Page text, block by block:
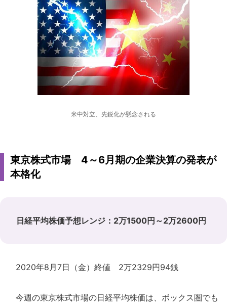
米中対立、先鋭化が懸念される
東京株式市場 4～6月期の企業決算の発表が
本格化
日経平均株価予想レンジ：2万1500円～2万2600円
2020年8月7日（金）終値 2万2329円94銭
今週の東京株式市場の日経平均株価は、ボックス圏でも